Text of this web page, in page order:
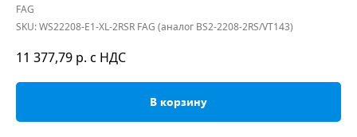
FAG
SKU:WS22208-E1-XL-2RSR FAG (аналог BS2-2208-2RS/VT143)
11 377,79 р. с НДС
В корзину